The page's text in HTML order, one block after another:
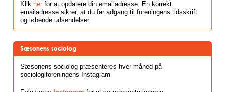
Klik her for at opdatere din emailadresse. En korrekt
emailadresse sikrer, at du får adgang til foreningens tidsskrift
og løbende udsendelser.
Sæsonens sociolog
Sæsonens sociolog præsenteres hver måned på
sociologiforeningens Instagram